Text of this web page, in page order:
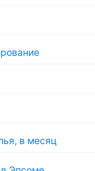
в месяц